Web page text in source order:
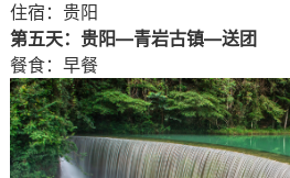
住宿：贵阳
第五天：贵阳—青岩古镇—送团
餐食：早餐